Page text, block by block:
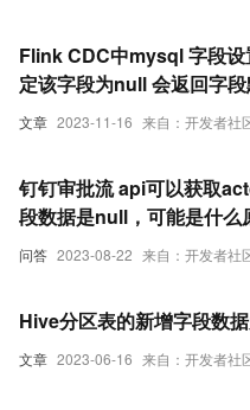
文章 2023-11-16 来自：开发者社
Flink CDC中mysql 字段设
定该字段为null 会返回字
问答 2023-08-22 来自：开发者社
钉钉审批流 api可以获取
段数据是null，可能是什么
文章 2023-06-16 来自：开发者社
Hive分区表的新增字段数